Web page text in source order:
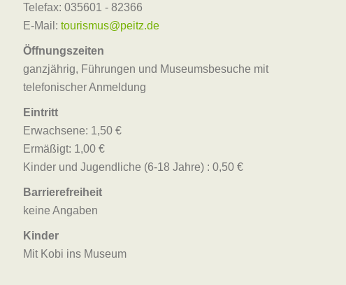
Telefax: 035601 - 82366
E-Mail: tourismus@peitz.de
Öffnungszeiten
ganzjährig, Führungen und Museumsbesuche mit
telefonischer Anmeldung
Eintritt
Erwachsene: 1,50 €
Ermäßigt: 1,00 €
Kinder und Jugendliche (6-18 Jahre) : 0,50 €
Barrierefreiheit
keine Angaben
Kinder
Mit Kobi ins Museum